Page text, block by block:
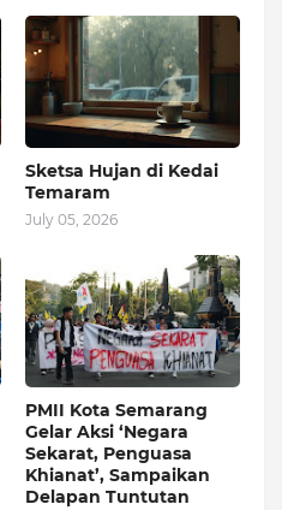
Sketsa Hujan di Kedai
Temaram
July 05, 2026
PMII Kota Semarang
Gelar Aksi ‘Negara
Sekarat, Penguasa
Khianat’, Sampaikan
Delapan Tuntutan